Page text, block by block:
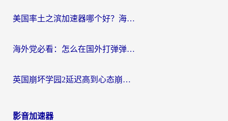
美国率土之滨加速器哪个好？海外党国服游戏畅玩终极指南（附多游戏解决方案）
海外党必看：怎么在国外打弹弹堂不卡？番茄加速器亲测指南
英国崩坏学园2延迟高到心态崩？海外党国服游戏加速终极指南
影音加速器